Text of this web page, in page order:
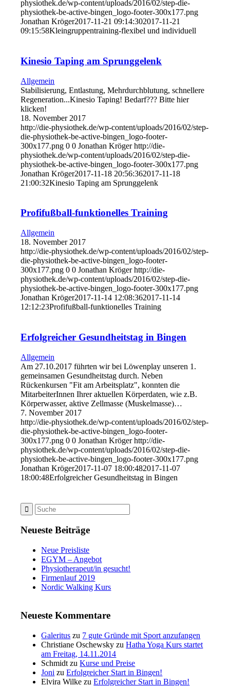
physiothek.de/wp-content/uploads/2016/02/step-die-
physiothek-be-active-bingen_logo-footer-300x177.png
Jonathan Kröger2017-11-21 09:14:302017-11-21
09:15:58Kleingruppentraining-flexibel und individuell
Kinesio Taping am Sprunggelenk
Allgemein
Stabilisierung, Entlastung, Mehrdurchblutung, schnellere
Regeneration...Kinesio Taping! Bedarf??? Bitte hier
klicken!
18. November 2017
http://die-physiothek.de/wp-content/uploads/2016/02/step-
die-physiothek-be-active-bingen_logo-footer-
300x177.png 0 0 Jonathan Kröger http://die-
physiothek.de/wp-content/uploads/2016/02/step-die-
physiothek-be-active-bingen_logo-footer-300x177.png
Jonathan Kröger2017-11-18 20:56:362017-11-18
21:00:32Kinesio Taping am Sprunggelenk
Profifußball-funktionelles Training
Allgemein
18. November 2017
http://die-physiothek.de/wp-content/uploads/2016/02/step-
die-physiothek-be-active-bingen_logo-footer-
300x177.png 0 0 Jonathan Kröger http://die-
physiothek.de/wp-content/uploads/2016/02/step-die-
physiothek-be-active-bingen_logo-footer-300x177.png
Jonathan Kröger2017-11-14 12:08:362017-11-14
12:12:23Profifußball-funktionelles Training
Erfolgreicher Gesundheitstag in Bingen
Allgemein
Am 27.10.2017 führten wir bei Löwenplay unseren 1.
gemeinsamen Gesundheitstag durch. Neben
Rückenkursen "Fit am Arbeitsplatz", konnten die
MitarbeiterInnen Ihrer aktuellen Körperdaten, wie z.B.
Körperwasser, aktive Zellmasse (Muskelmasse)…
7. November 2017
http://die-physiothek.de/wp-content/uploads/2016/02/step-
die-physiothek-be-active-bingen_logo-footer-
300x177.png 0 0 Jonathan Kröger http://die-
physiothek.de/wp-content/uploads/2016/02/step-die-
physiothek-be-active-bingen_logo-footer-300x177.png
Jonathan Kröger2017-11-07 18:00:482017-11-07
18:00:48Erfolgreicher Gesundheitstag in Bingen
Neueste Beiträge
Neue Preisliste
EGYM – Angebot
Physiotherapeut/in gesucht!
Firmenlauf 2019
Nordic Walking Kurs
Neueste Kommentare
Galeritus zu 7 gute Gründe mit Sport anzufangen
Christiane Oschewsky zuHatha Yoga Kurs startet
am Freitag, 14.11.2014
Schmidt zuKurse und Preise
Joni zuErfolgreicher Start in Bingen!
Elvira Wilke zuErfolgreicher Start in Bingen!